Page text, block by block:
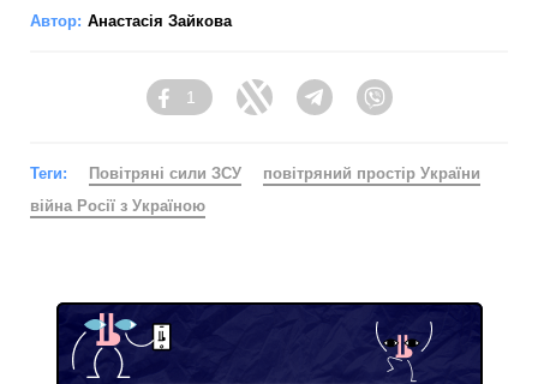
Автор: Анастасія Зайкова
Facebook
1
Twitter Telegram
Теги: Повітряні сили ЗСУ
повітряний простір України
війна Росії з Україною